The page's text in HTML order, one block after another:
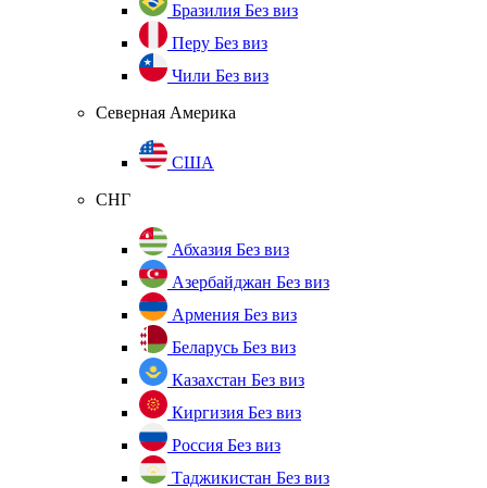
Бразилия Без виз
Перу Без виз
Чили Без виз
Северная Америка
США
СНГ
Абхазия Без виз
Азербайджан Без виз
Армения Без виз
Беларусь Без виз
Казахстан Без виз
Киргизия Без виз
Россия Без виз
Таджикистан Без виз